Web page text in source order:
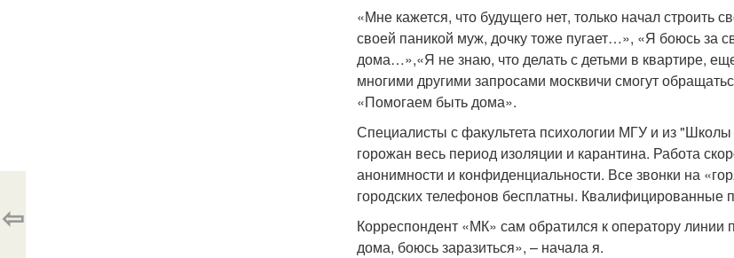
«Мне кажется, что будущего нет, только начал
своей паникой муж, дочку тоже пугает…», «Я боюсь за
дома…»,«Я не знаю, что делать с детьми в квартире,
многими другими запросами москвичи смогут
«Помогаем быть дома».
Специалисты с факультета психологии МГУ и из
горожан весь период изоляции и карантина. Работа
анонимности и конфиденциальности. Все звонки на
городских телефонов бесплатны. Квалифицированные
Корреспондент «МК» сам обратился к оператору
дома, боюсь заразиться», – начала я.
⇦